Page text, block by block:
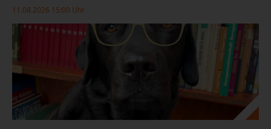
11.08.2026 15:00 Uhr